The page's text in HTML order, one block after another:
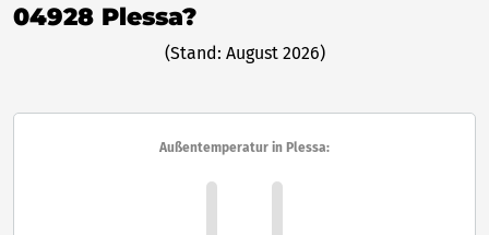
04928 Plessa?
(Stand: August 2026)
Außentemperatur in Plessa: